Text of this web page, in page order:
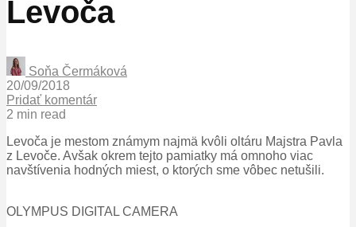
Levoča
Soňa Čermáková
20/09/2018
Pridať komentár
2 min read
Levoča je mestom známym najmä kvôli oltáru Majstra Pavla
z Levoče. Avšak okrem tejto pamiatky má omnoho viac
navštívenia hodných miest, o ktorých sme vôbec netušili.
OLYMPUS DIGITAL CAMERA